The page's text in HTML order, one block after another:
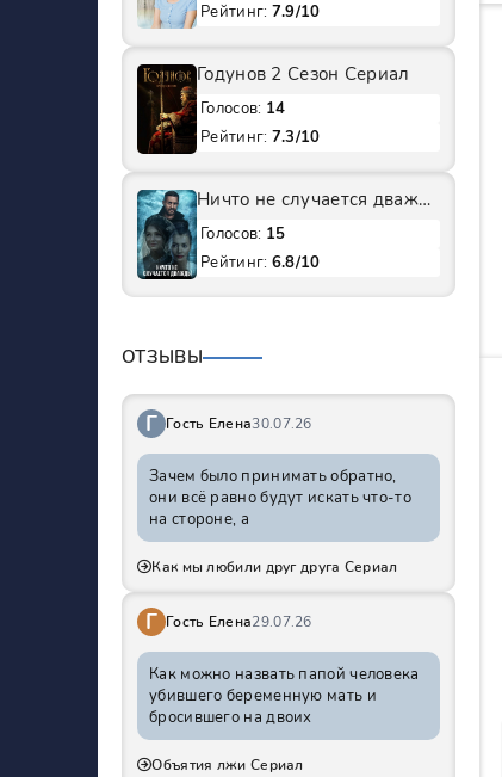
Рейтинг: 7.9/10
Годунов 2 Сезон Сериал
Голосов: 14
Рейтинг: 7.3/10
Ничто не случается дважды 1 Сезон Сериал
Голосов: 15
Рейтинг: 6.8/10
ОТЗЫВЫ
Г Гость Елена30.07.26
Зачем было принимать обратно,
они всё равно будут искать что-то
на стороне, а
Как мы любили друг друга Сериал
Г Гость Елена29.07.26
Как можно назвать папой человека
убившего беременную мать и
бросившего на двоих
Объятия лжи Сериал